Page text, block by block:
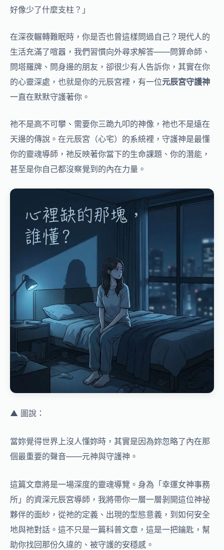
好像少了什麼支柱？」
在深夜輾轉難眠時，你是否也曾這樣問過自己？現代人的
生活充滿了喧囂，我們習慣向外尋求解答——問算命師、
問塔羅牌、問身邊的朋友，卻很少有人告訴你，其實在你
的心靈深處，也就是你的元辰宮裡，有一位元辰宮守護神
一直在默默守護著你。
祂不是高不可攀、需要你三跪九叩的神像，祂也不是遠在
天邊的傳說。在元辰宮（心宅）的系統裡，守護神是最懂
你的靈魂導師，祂反映著你當下的生命課題、你的潛能，
甚至是你自己都沒察覺到的內在力量。
▲ 圖說：
當妳覺得世界上沒人懂妳時，其實是因為妳忽略了內在那
個最重要的聲音——元神與守護神。
這篇文章將是一場深度的靈魂導覽。身為「幸運女神事務
所」的資深元辰宮導師，我將帶你一層一層剝開這位神祕
夥伴的面紗，從祂的定義、出現的型態意義，到如何安全
地與祂對話。這不只是一篇科普文章，這是一把鑰匙，幫
助你找回那份久違的、被守護的安穩感。